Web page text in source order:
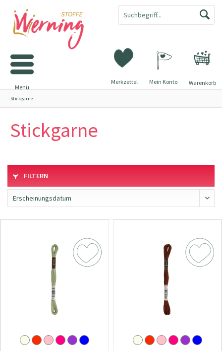
Warenkorb
Merkzettel Mein Konto
Menü
Stickgarne
Stickgarne
FILTERN